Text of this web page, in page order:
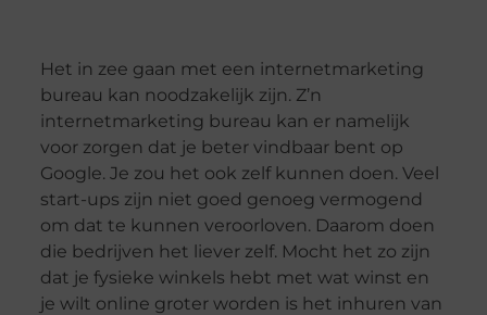
Het in zee gaan met een internetmarketing
bureau kan noodzakelijk zijn. Z’n
internetmarketing bureau kan er namelijk
voor zorgen dat je beter vindbaar bent op
Google. Je zou het ook zelf kunnen doen. Veel
start-ups zijn niet goed genoeg vermogend
om dat te kunnen veroorloven. Daarom doen
die bedrijven het liever zelf. Mocht het zo zijn
dat je fysieke winkels hebt met wat winst en
je wilt online groter worden is het inhuren van